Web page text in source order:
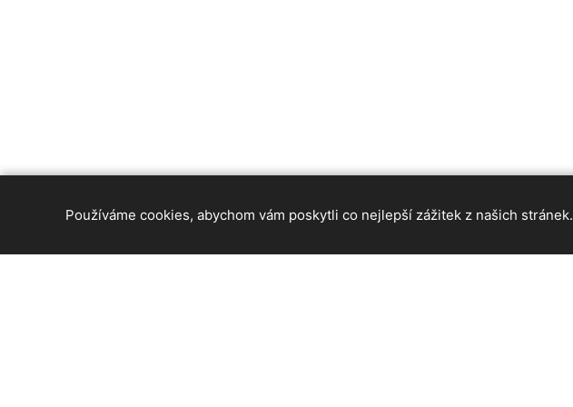
Používáme cookies, abychom vám poskytli co nejlepší zážitek z našich stránek.